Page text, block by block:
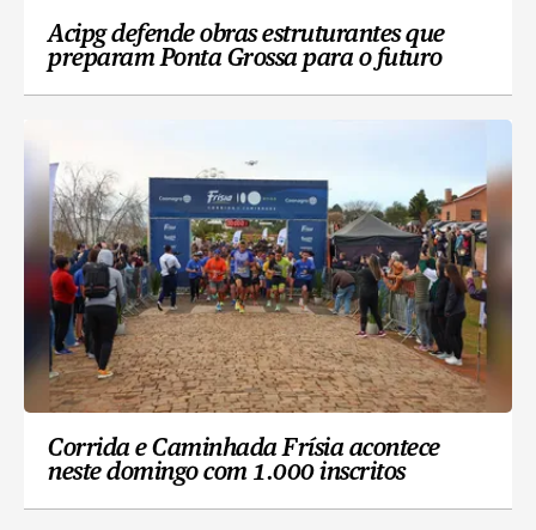
Acipg defende obras estruturantes que
preparam Ponta Grossa para o futuro
Corrida e Caminhada Frísia acontece
neste domingo com 1.000 inscritos